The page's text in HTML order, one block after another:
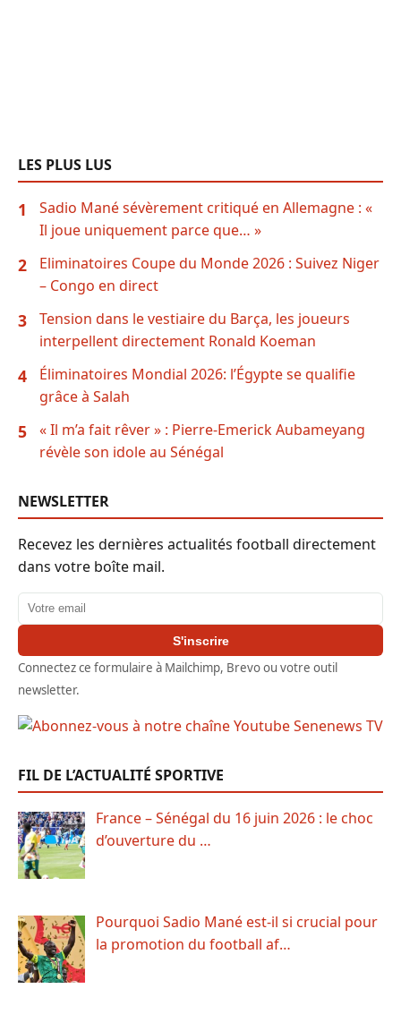
LES PLUS LUS
1
Sadio Mané sévèrement critiqué en Allemagne : «
Il joue uniquement parce que… »
2
Eliminatoires Coupe du Monde 2026 : Suivez Niger
– Congo en direct
3
Tension dans le vestiaire du Barça, les joueurs
interpellent directement Ronald Koeman
4
Éliminatoires Mondial 2026: l’Égypte se qualifie
grâce à Salah
5
« Il m’a fait rêver » : Pierre-Emerick Aubameyang
révèle son idole au Sénégal
NEWSLETTER
Recevez les dernières actualités football directement
dans votre boîte mail.
Adresse email
S'inscrire
Connectez ce formulaire à Mailchimp, Brevo ou votre outil
newsletter.
FIL DE L’ACTUALITÉ SPORTIVE
France – Sénégal du 16 juin 2026 : le choc
d’ouverture du …
Pourquoi Sadio Mané est-il si crucial pour
la promotion du football af…